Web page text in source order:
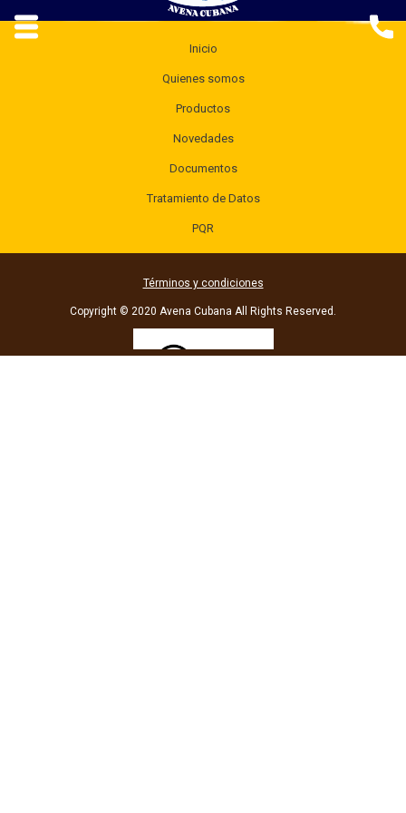
Inicio
Quienes somos
Productos
Novedades
Documentos
Tratamiento de Datos
PQR
Términos y condiciones
Copyright © 2020 Avena Cubana All Rights Reserved.